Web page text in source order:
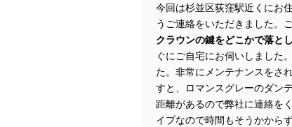
今回は杉並区荻窪駅近くにお
うご連絡をいただきました。
クラウンの鍵をどこかで落と
ぐにご自宅にお伺いしました
た。非常にメンテナンスをさ
すと、ロマンスグレーのダン
距離があるので弊社に連絡を
イプなので時間もそうかから